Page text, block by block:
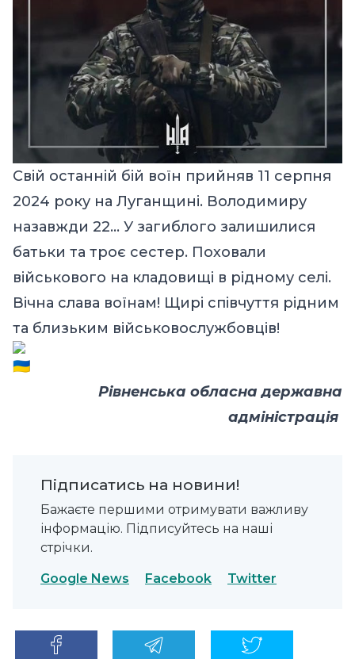
Свій останній бій воїн прийняв 11 серпня
2024 року на Луганщині. Володимиру
назавжди 22… У загиблого залишилися
батьки та троє сестер. Поховали
військового на кладовищі в рідному селі.
Вічна слава воїнам! Щирі співчуття рідним
та близьким військовослужбовців!
Рівненська обласна державна
адміністрація
Підписатись на новини!
Бажаєте першими отримувати важливу
інформацію. Підписуйтесь на наші
стрічки.
Google News Facebook Twitter